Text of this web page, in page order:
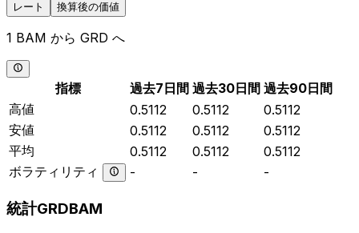
レート 換算後の価値
1 BAM から GRD へ
指標 過去7日間 過去30日間 過去90日間
高値
0.5112 0.5112
0.5112
安値
0.5112 0.5112
0.5112
平均
0.5112 0.5112
0.5112
ボラティリティ
- - -
統計GRDBAM